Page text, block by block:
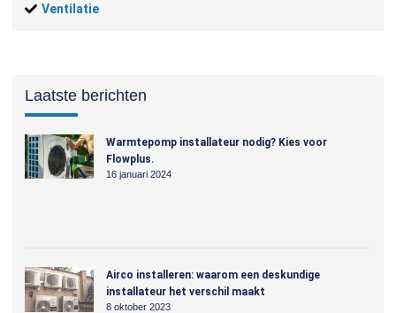
Ventilatie
Laatste berichten
Warmtepomp installateur nodig? Kies voor
Flowplus.
16 januari 2024
Airco installeren: waarom een deskundige
installateur het verschil maakt
8 oktober 2023